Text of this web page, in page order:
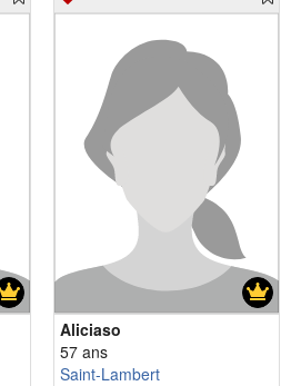
Aliciaso
57 ans
Saint-Lambert